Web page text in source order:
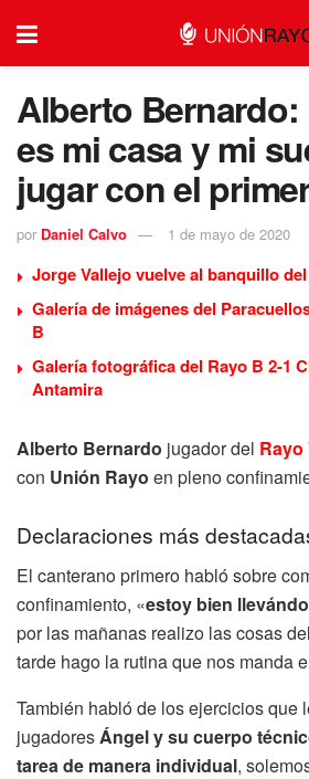
Alberto Bernardo:
es mi casa y mi
jugar con el
por Daniel Calvo 1 de mayo de 2020
Jorge Vallejo vuelve al banquillo
Galería de imágenes del
B
Galería fotográfica del Rayo B 2-1
Antamira
Alberto Bernardo jugador del Rayo
con Unión Rayo en pleno
Declaraciones más
El canterano primero habló sobre
confinamiento, «estoy bien
por las mañanas realizo las cosas
tarde hago la rutina que nos manda
También habló de los ejercicios que
jugadoresÁngel y su cuerpo
tarea de manera individual,